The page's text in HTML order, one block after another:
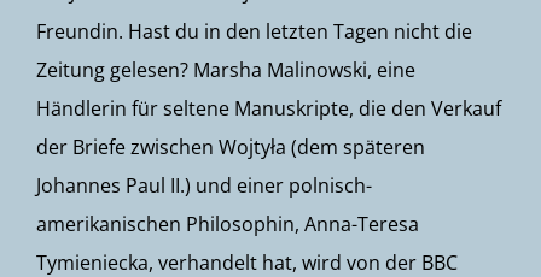
Freundin. Hast du in den letzten Tagen nicht die
Zeitung gelesen? Marsha Malinowski, eine
Händlerin für seltene Manuskripte, die den Verkauf
der Briefe zwischen Wojtyła (dem späteren
Johannes Paul II.) und einer polnisch-
amerikanischen Philosophin, Anna-Teresa
Tymieniecka, verhandelt hat, wird von der BBC